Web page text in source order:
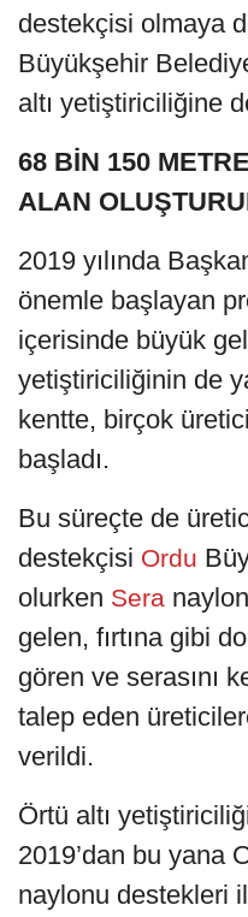
destekçisi olmaya
Büyükşehir
altı yetiştiriciliğine
68 BİN 150
ALAN
2019 yılında
önemle başlayan
içerisinde büyük
yetiştiriciliğinin de
kentte, birçok
başladı.
Bu süreçte de
destekçisi Ordu
olurken Sera
gelen, fırtına gibi
gören ve serasını
talep eden
verildi.
Örtü altı
2019’dan bu yana
naylonu destekleri